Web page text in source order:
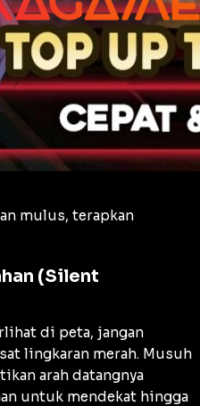
mulus, terapkan
(Silent
di peta, jangan
lingkaran merah. Musuh
arah datangnya
untuk mendekat hingga